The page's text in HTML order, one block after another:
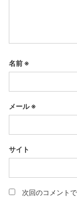
名前 ※
メール※
サイト
次回のコメント